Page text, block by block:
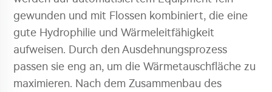
gewunden und mit Flossen kombiniert, die eine
gute Hydrophilie und Wärmeleitfähigkeit
aufweisen. Durch den Ausdehnungsprozess
passen sie eng an, um die Wärmetauschfläche zu
maximieren. Nach dem Zusammenbau des